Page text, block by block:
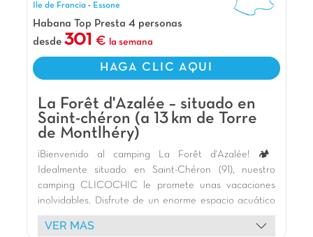
Ile de Francia - Essone
Habana Top Presta 4 personas
desde 301 la semana
HAGA CLIC AQUI
La Forêt d'Azalée – situado en
Saint-chéron (a 13 km de Torre
de Montlhéry)
¡Bienvenido al camping La Forêt d'Azalée! 🏕️
Idealmente situado en Saint-Chéron (91), nuestro
camping CLICOCHIC le promete unas vacaciones
inolvidables. Disfrute de un enorme espacio acuático
🏊 con piscinas cubiertas climatizadas y al aire libre,
toboganes 🎢, juegos acuáticos temáticos y jacuzzis
VER MAS